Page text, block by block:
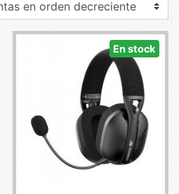
En stock